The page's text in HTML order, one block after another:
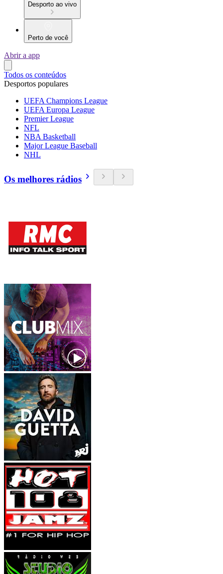
Desporto ao vivo
Perto de você
Abrir a app
Todos os conteúdos
Desportos populares
UEFA Champions League
UEFA Europa League
Premier League
NFL
NBA Basketball
Major League Baseball
NHL
Os melhores rádios